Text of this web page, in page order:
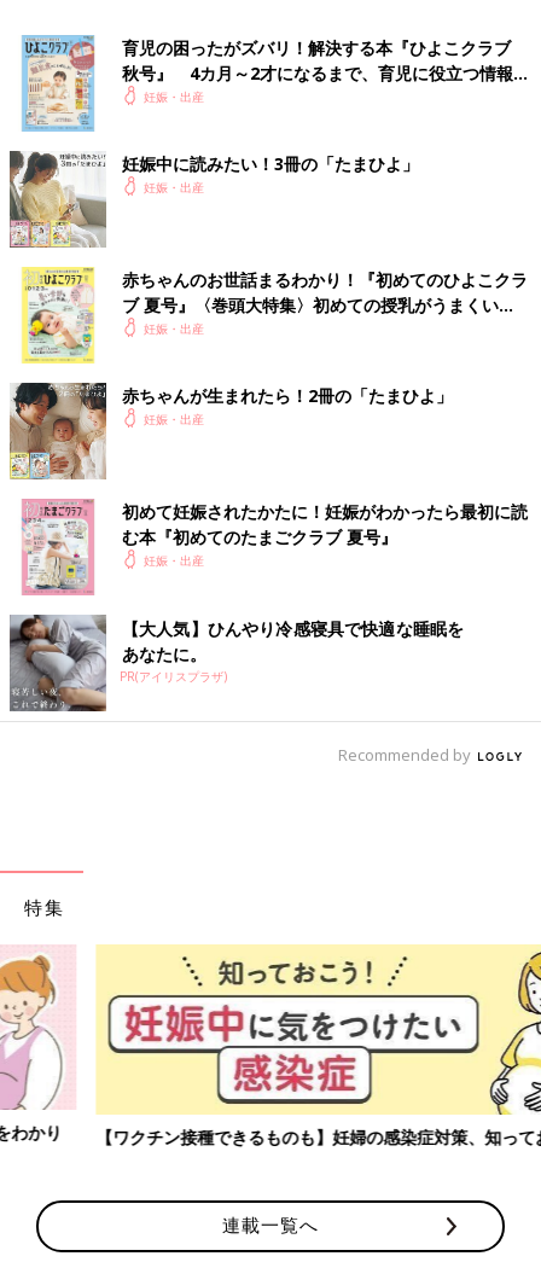
され、唯一ガッカリしていたのは私のパンツを上げる係からはず
されてしまった二女でした。妊娠後期となりおなかの重さによる
腰の痛みはありますが、以前みたいに動けないほどのピキー
ン！！がないのでPTの効果は絶大でした。
文・写真／山田ローラ 構成／たまひよONLINE編集部
●記事の内容は記事執筆当時の情報であり、現在と異なる場合が
フリーアナウンサー川田裕美さん、2人
目妊娠は1人目とどう違った？大事なの
ん。プライベートでは、2020年8月に第1子であ
る男児を出産。そして2022年6月には、第2子と
子育ての大変さとの向き合い方などについて話
を聞きました。
山田ローラ
PROFILE
タレント・コラムニスト。1988年9月23日生まれ。アメリカ・ア
イオワ州出身の日米ハーフ。アメリカで大学を卒業後、日本でモ
デルデビュー。2015年3月にラグビー選手の山田章仁さんと結
婚、2016年9月に男女の 双子を出産。2020年９月に二女をハワイ
で出産。2022年9月、第4子となる三女をハワイで出産。
オフィシャルブログ
育児の困ったがズバリ！解決する本『ひよこクラブ
秋号』 4カ月～2才になるまで、育児に役立つ情報が
いっぱい！
妊娠・出産
妊娠中に読みたい！3冊の「たまひよ」
妊娠・出産
赤ちゃんのお世話まるわかり！『初めてのひよこクラ
ブ 夏号』〈巻頭大特集〉初めての授乳がうまくい
く！ おっぱい・ミルクの基本と夏のトラブル 解決テ
妊娠・出産
赤ちゃんが生まれたら！2冊の「たまひよ」
妊娠・出産
初めて妊娠されたかたに！妊娠がわかったら最初に読
む本『初めてのたまごクラブ 夏号』
妊娠・出産
【大人気】ひんやり冷感寝具で快適な睡眠を
あなたに。
PR(アイリスプラザ)
Recommended by
特集
【ワクチン接種できるものも】妊婦の感染症対策、知っておいて！
連載一覧へ